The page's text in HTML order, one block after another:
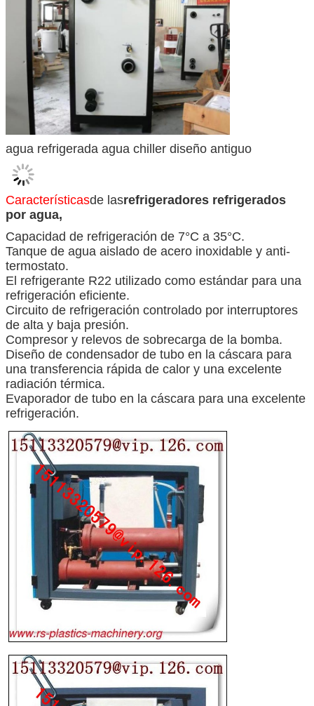
agua refrigerada agua chiller diseño antiguo
Característicasde lasrefrigeradores refrigerados
por agua,
Capacidad de refrigeración de 7°C a 35°C.
Tanque de agua aislado de acero inoxidable y anti-
termostato.
El refrigerante R22 utilizado como estándar para una
refrigeración eficiente.
Circuito de refrigeración controlado por interruptores
de alta y baja presión.
Compresor y relevos de sobrecarga de la bomba.
Diseño de condensador de tubo en la cáscara para
una transferencia rápida de calor y una excelente
radiación térmica.
Evaporador de tubo en la cáscara para una excelente
refrigeración.